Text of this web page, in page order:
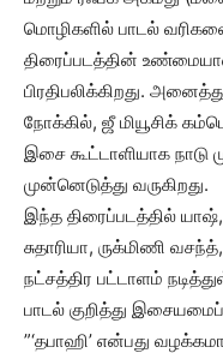
மொழிகளில் பாடல்
திரைப்படத்தின்
பிரதிபலிக்கிறது.
நோக்கில், ஜீ மியூசிக்
இசை கூட்டாளியாக
முன்னெடுத்து வருகிறது.
இந்த திரைப்படத்தில்
சுதாரியா, ருக்மிணி
நட்சத்திர பட்டாளம்
பாடல் குறித்து
”‘தபாஹி’ என்பது